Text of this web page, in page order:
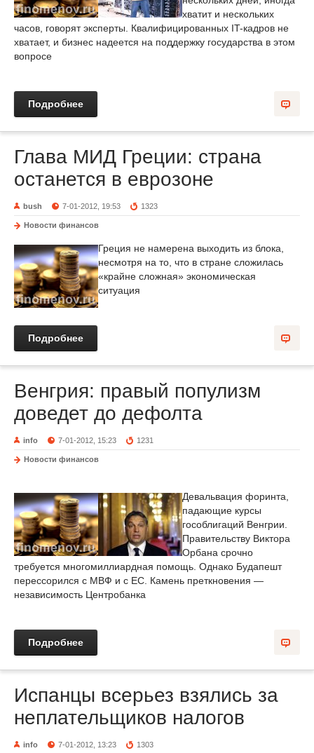
хватит и нескольких
часов, говорят эксперты. Квалифицированных IT-кадров не
хватает, и бизнес надеется на поддержку государства в этом
вопросе
Подробнее
Глава МИД Греции: страна
останется в еврозоне
bush 7-01-2012, 19:53 1323
Новости финансов
Греция не намерена выходить из блока,
несмотря на то, что в стране сложилась
«крайне сложная» экономическая
ситуация
Подробнее
Венгрия: правый популизм
доведет до дефолта
info 7-01-2012, 15:23 1231
Новости финансов
Девальвация форинта,
падающие курсы
гособлигаций Венгрии.
Правительству Виктора
Орбана срочно
требуется многомиллиардная помощь. Однако Будапешт
перессорился с МВФ и с ЕС. Камень преткновения —
независимость Центробанка
Подробнее
Испанцы всерьез взялись за
неплательщиков налогов
info 7-01-2012, 13:23 1303